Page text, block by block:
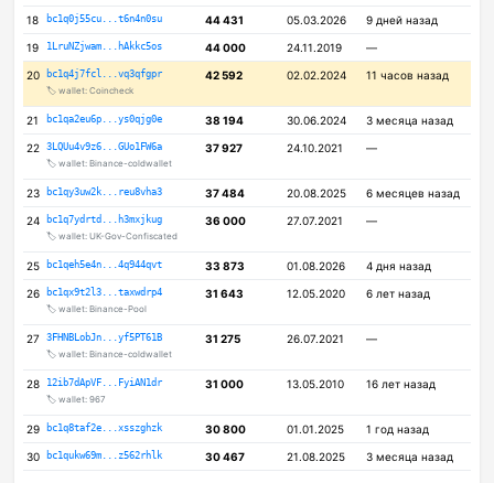
18 bc1q0j55cu...t6n4n0su 44 431 05.03.2026 9 дней назад
19 1LruNZjwam...hAkkc5os 44 000 24.11.2019 —
20
bc1q4j7fcl...vq3qfgpr
🏷️ wallet: Coincheck
42 592 02.02.2024 11 часов назад
21 bc1qa2eu6p...ys0qjg0e 38 194 30.06.2024 3 месяца назад
22 3LQUu4v9z6...GUo1FW6a
🏷️ wallet: Binance-coldwallet
37 927 24.10.2021 —
23 bc1qy3uw2k...reu8vha3 37 484 20.08.2025 6 месяцев назад
24
bc1q7ydrtd...h3mxjkug
🏷️ wallet: UK-Gov-Confiscated
36 000 27.07.2021 —
25 bc1qeh5e4n...4q944qvt 33 873 01.08.2026 4 дня назад
26
bc1qx9t2l3...taxwdrp4
🏷️ wallet: Binance-Pool
31 643 12.05.2020 6 лет назад
27 3FHNBLobJn...yf5PT61B
🏷️ wallet: Binance-coldwallet
31 275 26.07.2021 —
28
12ib7dApVF...FyiAN1dr
🏷️ wallet: 967
31 000 13.05.2010 16 лет назад
29 bc1q8taf2e...xsszghzk 30 800 01.01.2025 1 год назад
30 bc1qukw69m...z562rhlk 30 467 21.08.2025 3 месяца назад